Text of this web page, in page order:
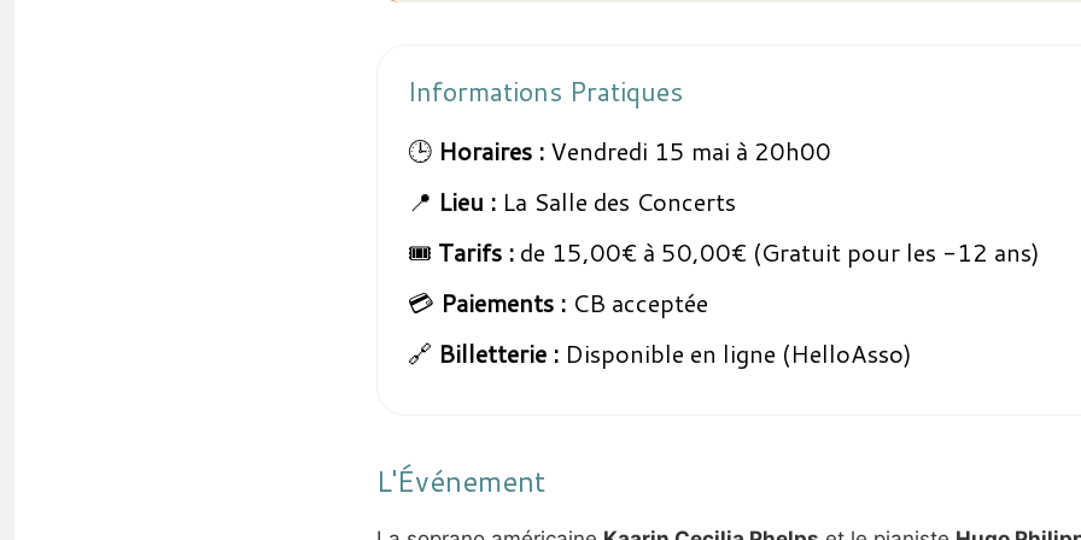
Informations Pratiques
🕒 Horaires : Vendredi 15 mai à 20h00
📍 Lieu : La Salle des Concerts
🎟️ Tarifs : de 15,00€ à 50,00€ (Gratuit pour les -12 ans)
💳 Paiements : CB acceptée
🔗 Billetterie : Disponible en ligne (HelloAsso)
L'Événement